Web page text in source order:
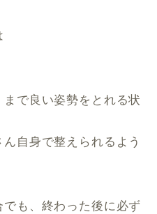
で良い姿勢をとれる状
自身で整えられるよう
も、終わった後に必ず